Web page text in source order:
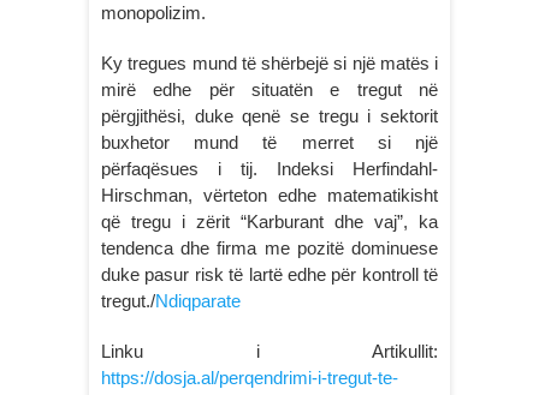
monopolizim.
Ky tregues mund të shërbejë si një matës i
mirë edhe për situatën e tregut në
përgjithësi, duke qenë se tregu i sektorit
buxhetor mund të merret si një
përfaqësues i tij. Indeksi Herfindahl-
Hirschman, vërteton edhe matematikisht
që tregu i zërit “Karburant dhe vaj”, ka
tendenca dhe firma me pozitë dominuese
duke pasur risk të lartë edhe për kontroll të
tregut./Ndiqparate
Linku i Artikullit:
https://dosja.al/perqendrimi-i-tregut-te-